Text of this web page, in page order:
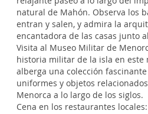
natural de Mahón. Observa los
entran y salen, y admira la
encantadora de las casas junto
Visita al Museo Militar de
historia militar de la isla en este
alberga una colección
uniformes y objetos
Menorca a lo largo de los siglos.
Cena en los restaurantes